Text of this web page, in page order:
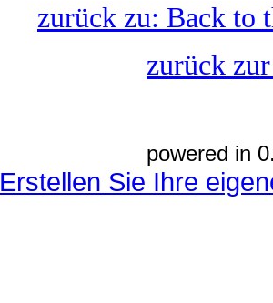
zurück zu: Back to
zurück
powered in
Erstellen Sie Ihre